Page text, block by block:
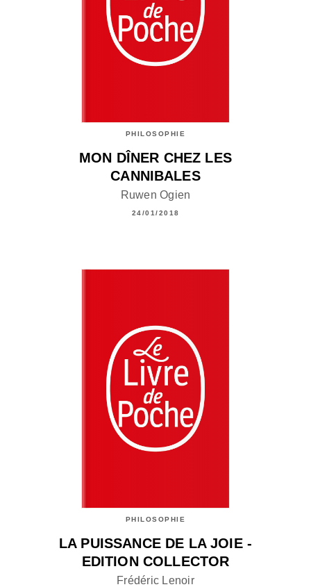
PHILOSOPHIE
MON DÎNER CHEZ LES
CANNIBALES
Ruwen Ogien
24/01/2018
PHILOSOPHIE
LA PUISSANCE DE LA JOIE -
EDITION COLLECTOR
Frédéric Lenoir